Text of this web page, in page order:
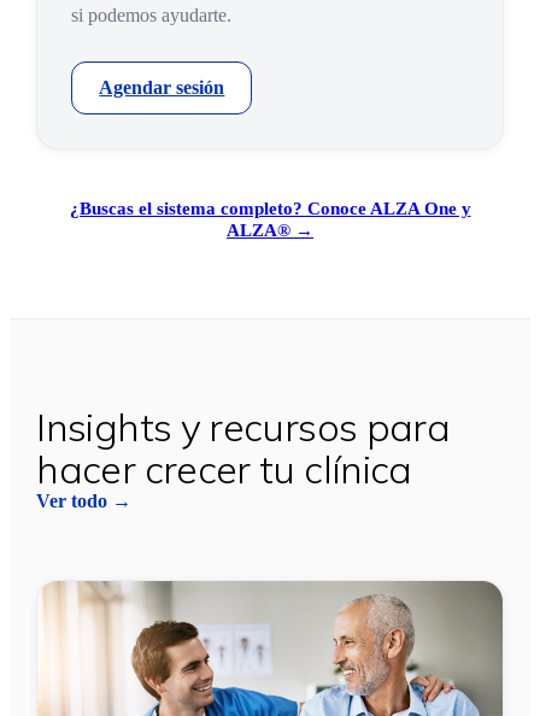
si podemos ayudarte.
Agendar sesión
¿Buscas el sistema completo? Conoce ALZA One y
ALZA® →
Insights y recursos para
hacer crecer tu clínica
Ver todo →